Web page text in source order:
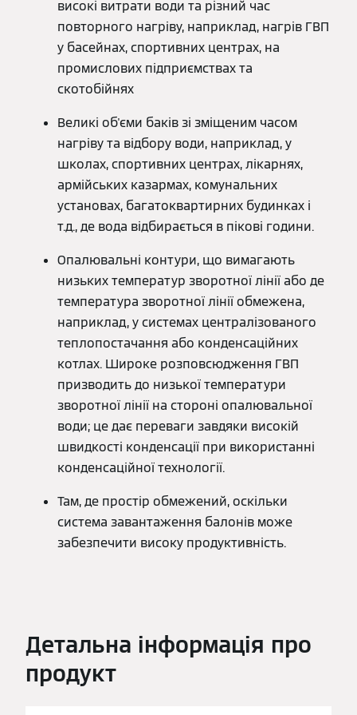
високі витрати води та різний час
повторного нагріву, наприклад, нагрів ГВП
у басейнах, спортивних центрах, на
промислових підприємствах та
скотобійнях
Великі об'єми баків зі зміщеним часом
нагріву та відбору води, наприклад, у
школах, спортивних центрах, лікарнях,
армійських казармах, комунальних
установах, багатоквартирних будинках і
т.д., де вода відбирається в пікові години.
Опалювальні контури, що вимагають
низьких температур зворотної лінії або де
температура зворотної лінії обмежена,
наприклад, у системах централізованого
теплопостачання або конденсаційних
котлах. Широке розповсюдження ГВП
призводить до низької температури
зворотної лінії на стороні опалювальної
води; це дає переваги завдяки високій
швидкості конденсації при використанні
конденсаційної технології.
Там, де простір обмежений, оскільки
система завантаження балонів може
забезпечити високу продуктивність.
Детальна інформація про
продукт